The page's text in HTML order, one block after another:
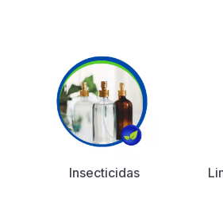
Insecticidas